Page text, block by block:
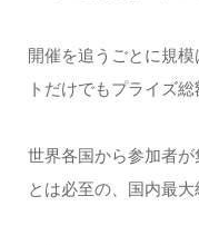
開催を追うごとに規
トだけでもプライズ
世界各国から参加者
とは必至の、国内最大